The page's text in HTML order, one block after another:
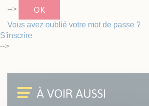
--> OK
Vous avez oublié votre mot de passe ?
S'inscrire
-->